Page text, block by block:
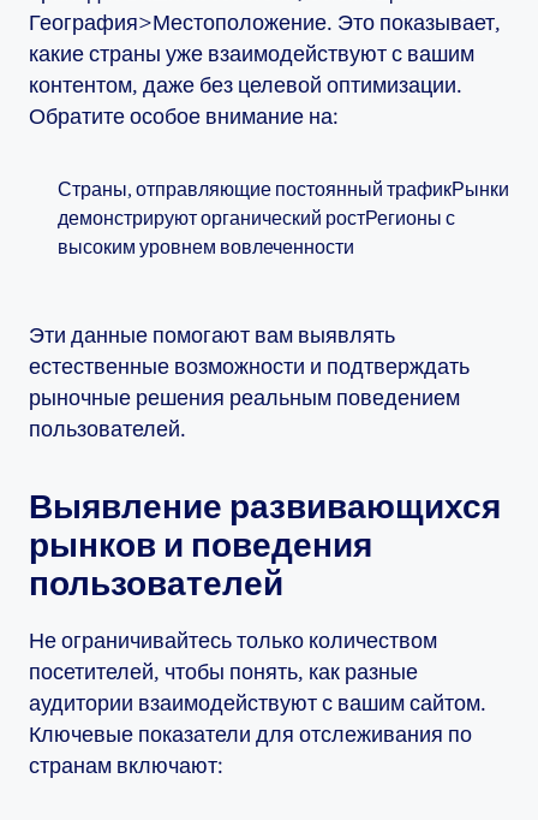
География>Местоположение. Это показывает,
какие страны уже взаимодействуют с вашим
контентом, даже без целевой оптимизации.
Обратите особое внимание на:
Страны, отправляющие постоянный трафикРынки
демонстрируют органический ростРегионы с
высоким уровнем вовлеченности
Эти данные помогают вам выявлять
естественные возможности и подтверждать
рыночные решения реальным поведением
пользователей.
Выявление развивающихся
рынков и поведения
пользователей
Не ограничивайтесь только количеством
посетителей, чтобы понять, как разные
аудитории взаимодействуют с вашим сайтом.
Ключевые показатели для отслеживания по
странам включают: